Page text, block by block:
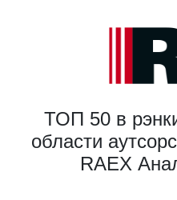
ТОП 50 в
области
RAEX